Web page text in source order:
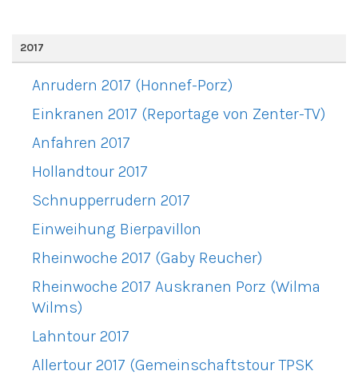
2017
Anrudern 2017 (Honnef-Porz)
Einkranen 2017 (Reportage von Zenter-TV)
Anfahren 2017
Hollandtour 2017
Schnupperrudern 2017
Einweihung Bierpavillon
Rheinwoche 2017 (Gaby Reucher)
Rheinwoche 2017 Auskranen Porz (Wilma
Wilms)
Lahntour 2017
Allertour 2017 (Gemeinschaftstour TPSK